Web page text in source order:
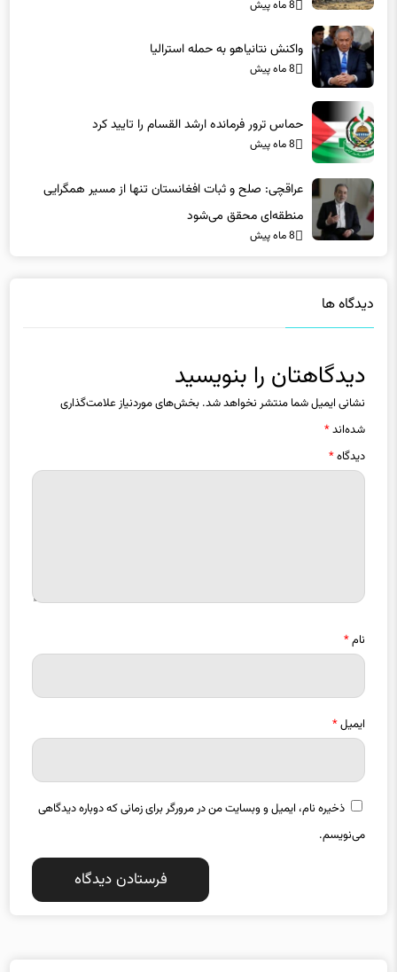
8 ماه پیش
واکنش نتانیاهو به حمله استرالیا
8 ماه پیش
حماس ترور فرمانده ارشد القسام را تایید کرد
8 ماه پیش
عراقچی: صلح و ثبات افغانستان تنها از مسیر همگرایی
منطقه‌ای محقق می‌شود
8 ماه پیش
دیدگاه ها
دیدگاهتان را بنویسید
نشانی ایمیل شما منتشر نخواهد شد. بخش‌های موردنیاز علامت‌گذاری
شده‌اند*
دیدگاه*
نام*
ایمیل*
ذخیره نام، ایمیل و وبسایت من در مرورگر برای زمانی که دوباره دیدگاهی
می‌نویسم.